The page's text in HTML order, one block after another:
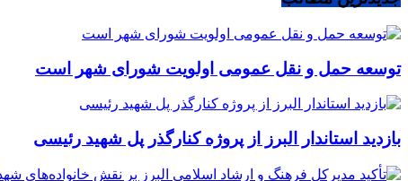
توسعه حمل و نقل عمومی اولویت شورای شهر است
بازدید استاندار البرز از پروژه کنارگذر پل شهید رئیسی